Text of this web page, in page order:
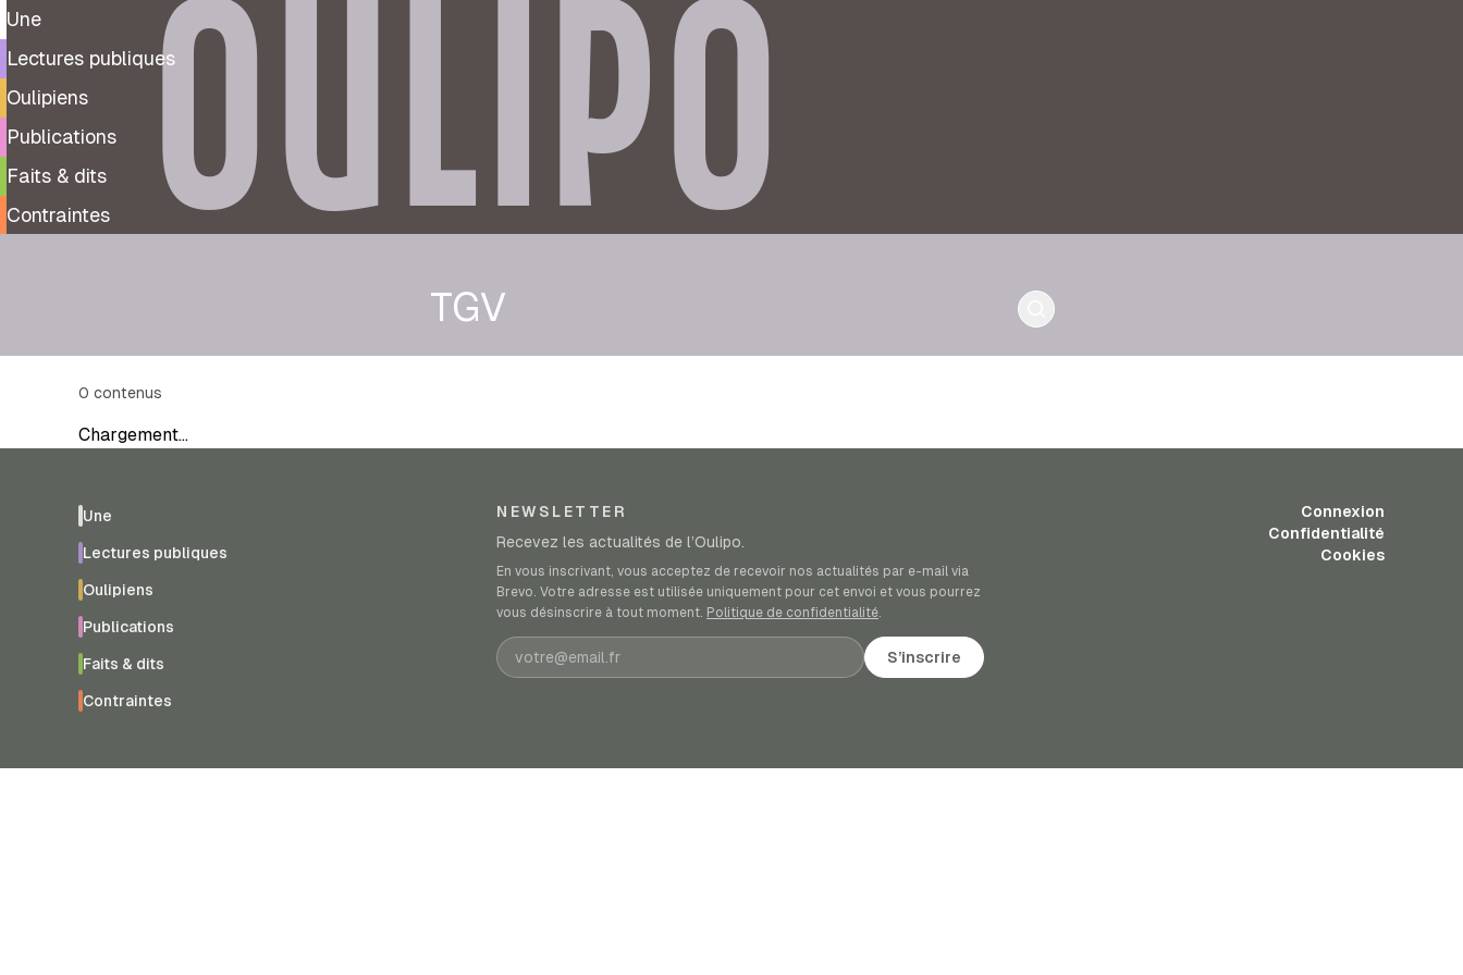
Une
Lectures publiques
Oulipiens
Publications
Faits & dits
Contraintes
OULIPO
TGV
0 contenus
Chargement…
Une
Lectures publiques
Oulipiens
Publications
Faits & dits
Contraintes
NEWSLETTER
Recevez les actualités de l’Oulipo.
En vous inscrivant, vous acceptez de recevoir nos actualités par e-mail via
Brevo. Votre adresse est utilisée uniquement pour cet envoi et vous pourrez
vous désinscrire à tout moment. Politique de confidentialité.
Adresse e-mail S’inscrire
Connexion
Confidentialité
Cookies